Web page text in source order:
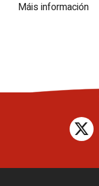
Máis información